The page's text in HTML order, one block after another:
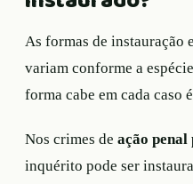
As formas de instauração
variam conforme a
forma cabe em cada caso
Nos crimes de ação
inquérito pode ser